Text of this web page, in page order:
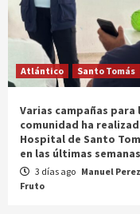
Atlántico Santo Tomás
Varias campañas para
comunidad ha
Hospital de Santo
en las últimas semanas
3 días ago Manuel Perez
Fruto